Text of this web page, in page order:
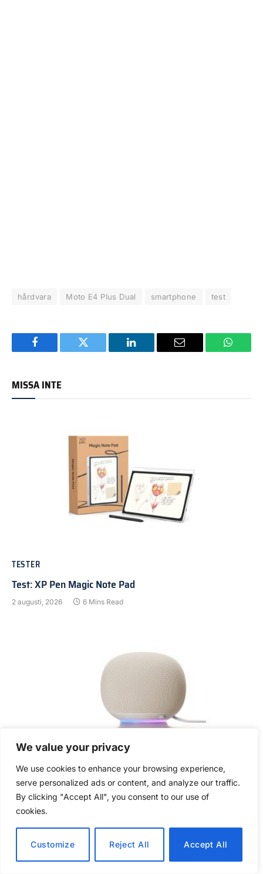
We value your privacy
We use cookies to enhance your browsing experience,
serve personalized ads or content, and analyze our traffic.
By clicking "Accept All", you consent to our use of
cookies.
Customize Reject All Accept All
hårdvara Moto E4 Plus Dual smartphone test
Facebook Twitter LinkedIn Email
MISSA INTE
TESTER
Test: XP Pen Magic Note Pad
2 augusti, 2026 6 Mins Read
TESTER
Test: Google Home Speaker
26 juli, 2026